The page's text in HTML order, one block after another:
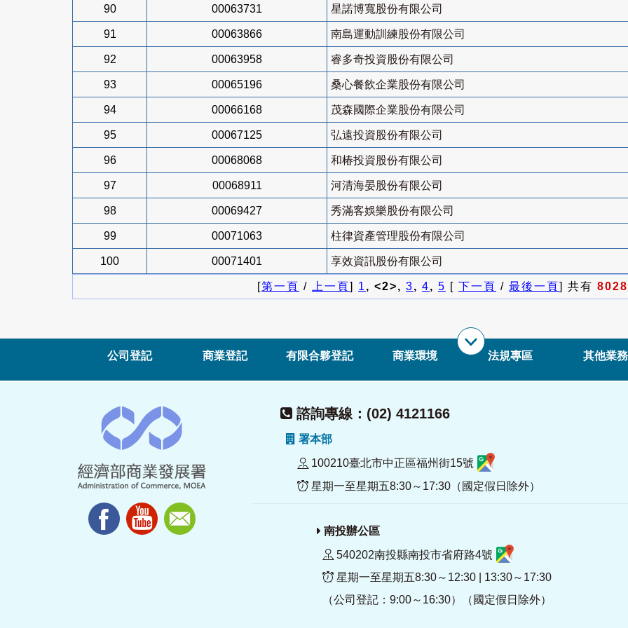
90 00063731 星諾博寬股份有限公司
91 00063866 南島運動訓練股份有限公司
92 00063958 睿多奇投資股份有限公司
93 00065196 桑心餐飲企業股份有限公司
94 00066168 茂森國際企業股份有限公司
95 00067125 弘遠投資股份有限公司
96 00068068 和椿投資股份有限公司
97 00068911 河清海晏股份有限公司
98 00069427 秀滿客娛樂股份有限公司
99 00071063 柱律資產管理股份有限公司
100 00071401 享效資訊股份有限公司
[第一頁 / 上一頁] 1, <2>, 3, 4, 5 [ 下一頁 / 最後一頁] 共有 8028
公司登記 商業登記 有限合夥登記 商業環境 法規專區 其他業務
諮詢專線：(02) 4121166
署本部
100210臺北市中正區福州街15號
星期一至星期五8:30～17:30（國定假日除外）
南投辦公區
540202南投縣南投市省府路4號
星期一至星期五8:30～12:30 | 13:30～17:30
（公司登記：9:00～16:30）（國定假日除外）